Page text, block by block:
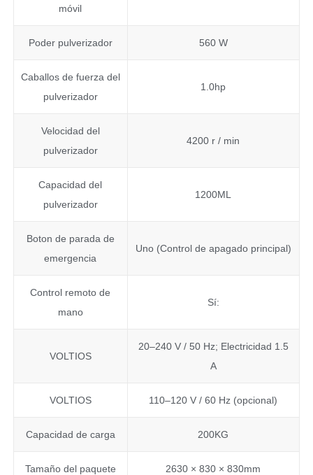
móvil
Poder pulverizador 560 W
Caballos de fuerza del
pulverizador
1.0hp
Velocidad del
pulverizador
4200 r / min
Capacidad del
pulverizador
1200ML
Boton de parada de
emergencia
Uno (Control de apagado principal)
Control remoto de
mano
Sí:
VOLTIOS
20–240 V / 50 Hz; Electricidad 1.5
A
VOLTIOS 110–120 V / 60 Hz (opcional)
Capacidad de carga 200KG
Tamaño del paquete 2630 × 830 × 830mm